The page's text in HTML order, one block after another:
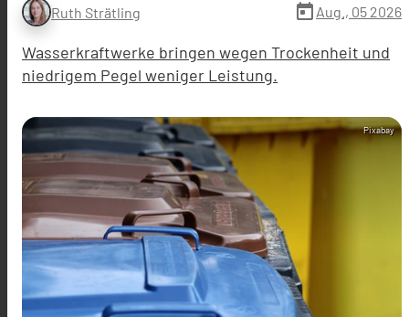
Ruth Strätling today Aug., 05 2026
Wasserkraftwerke bringen wegen Trockenheit und
niedrigem Pegel weniger Leistung.
Pixabay